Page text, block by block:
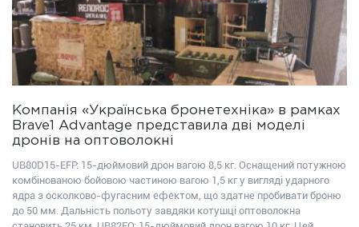
Компанія «Українська бронетехніка» в рамках
Brave1 Advantage представила дві моделі
дронів на оптоволокні
UB80D15-EFP: 15-дюймовий дрон вагою 8,5 кг. Оснащений потужною
комбінованою бойовою частиною вагою 1,5 кг у вигляді ударного
ядра з осколково-фугасним ефектом, що здатне пробивати броню
до 50 мм. Дальність польоту завдяки котушці оптоволокна